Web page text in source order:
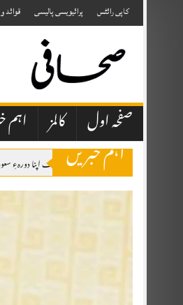
to
content
کاپی رائٹس پرائیویسی پالیسی قوائد
صفحہ اول کالمز
اہم خبریں
وزیر اعظم شہباز شریف اپنا دورہءِ
سکھ طالب علم نے اسلامیات میں 98 اور ترجمہ قرآن میں 49 نمبر حاصل کرلیے 2026 کے نتائج کے مطابق مسلمان گھرانوں سے تعلق رکھنے والے تقریباً 10 ہزار طلبہ اسلامیات کے مضمون میں فیل ہوئے ہیں۔
بہارہ کہو میں 21 سالہ لڑکی مبینہ طور پر اغوا، 20 سے 25 افراد پر تشدد کا الزام
چکوال شیلٹر ہوم میں ایم فل